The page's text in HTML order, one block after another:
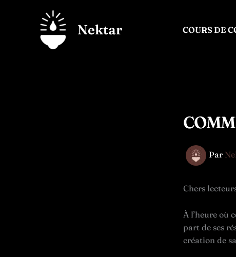
Nektar COURS DE
Par
Chers
À l’heure où
part de ses
création de